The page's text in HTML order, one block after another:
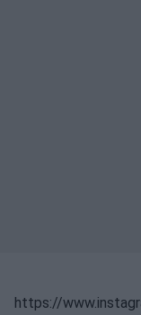
https://